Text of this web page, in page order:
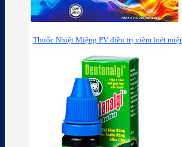
Thuốc Nhiệt Miệng PV điều trị viêm loét